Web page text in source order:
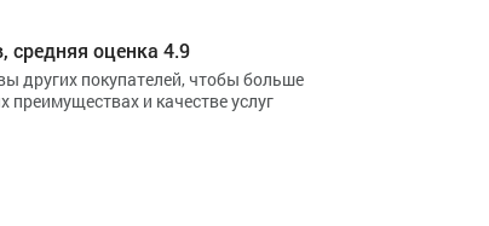
средняя оценка 4.9
других покупателей, чтобы больше
преимуществах и качестве услуг